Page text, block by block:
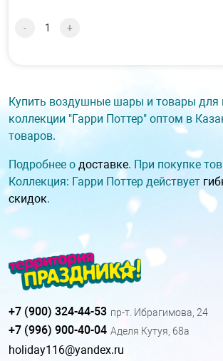
- +
Купить воздушные шары и товары для
коллекции "Гарри Поттер" оптом в
товаров.
Подробнее о доставке. При покупке
Коллекция: Гарри Поттер действует
скидок.
+7 (900) 324-44-53 пр-т. Ибрагимова, 24
+7 (996) 900-40-04 Аделя Кутуя, 68а
holiday116@yandex.ru